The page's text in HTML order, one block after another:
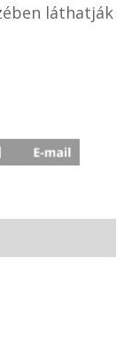
láthatják